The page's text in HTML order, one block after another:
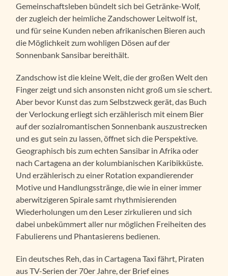
Gemeinschaftsleben bündelt sich bei Getränke-Wolf,
der zugleich der heimliche Zandschower Leitwolf ist,
und für seine Kunden neben afrikanischen Bieren auch
die Möglichkeit zum wohligen Dösen auf der
Sonnenbank Sansibar bereithält.
Zandschow ist die kleine Welt, die der großen Welt den
Finger zeigt und sich ansonsten nicht groß um sie schert.
Aber bevor Kunst das zum Selbstzweck gerät, das Buch
der Verlockung erliegt sich erzählerisch mit einem Bier
auf der sozialromantischen Sonnenbank auszustrecken
und es gut sein zu lassen, öffnet sich die Perspektive.
Geographisch bis zum echten Sansibar in Afrika oder
nach Cartagena an der kolumbianischen Karibikküste.
Und erzählerisch zu einer Rotation expandierender
Motive und Handlungsstränge, die wie in einer immer
aberwitzigeren Spirale samt rhythmisierenden
Wiederholungen um den Leser zirkulieren und sich
dabei unbekümmert aller nur möglichen Freiheiten des
Fabulierens und Phantasierens bedienen.
Ein deutsches Reh, das in Cartagena Taxi fährt, Piraten
aus TV-Serien der 70er Jahre, der Brief eines